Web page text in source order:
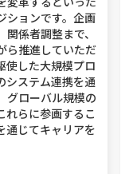
ションです。企画
係者調整まで、
ら推進していただ
使した大規模プロ
システム連携を通
グローバル規模の
れらに参画するこ
通じてキャリアを